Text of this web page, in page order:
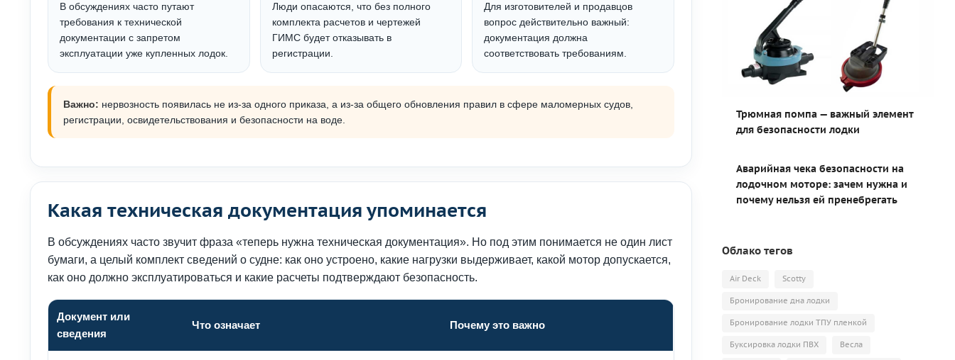
В обсуждениях часто путают
требования к технической
документации с запретом
эксплуатации уже купленных лодок.
Люди опасаются, что без полного
комплекта расчетов и чертежей
ГИМС будет отказывать в
регистрации.
Для изготовителей и продавцов
вопрос действительно важный:
документация должна
соответствовать требованиям.
Важно: нервозность появилась не из-за одного приказа, а из-за общего обновления правил в сфере маломерных судов,
регистрации, освидетельствования и безопасности на воде.
Какая техническая документация упоминается
В обсуждениях часто звучит фраза «теперь нужна техническая документация». Но под этим понимается не один лист
бумаги, а целый комплект сведений о судне: как оно устроено, какие нагрузки выдерживает, какой мотор допускается,
как оно должно эксплуатироваться и какие расчеты подтверждают безопасность.
Документ или
сведения
Что означает Почему это важно
Трюмная помпа — важный элемент
для безопасности лодки
Аварийная чека безопасности на
лодочном моторе: зачем нужна и
почему нельзя ей пренебрегать
Облако тегов
Air Deck Scotty
Бронирование дна лодки
Бронирование лодки ТПУ пленкой
Буксировка лодки ПВХ Весла